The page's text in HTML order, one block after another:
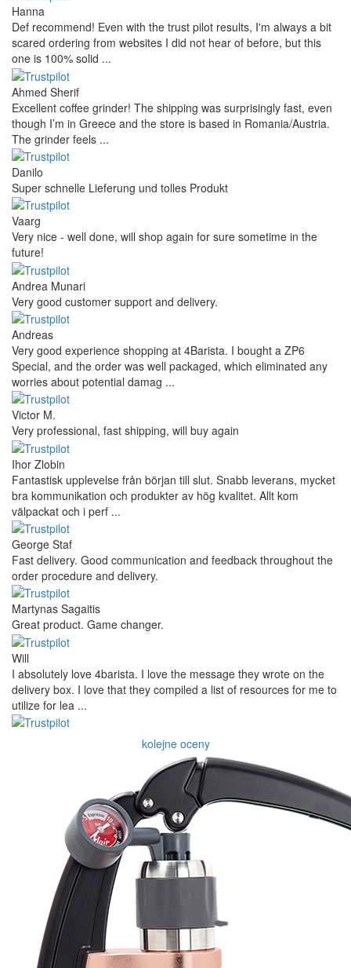
Hanna
Def recommend! Even with the trust pilot results, I'm always a bit
scared ordering from websites I did not hear of before, but this
one is 100% solid ...
Ahmed Sherif
Excellent coffee grinder! The shipping was surprisingly fast, even
though I’m in Greece and the store is based in Romania/Austria.
The grinder feels ...
Danilo
Super schnelle Lieferung und tolles Produkt
Vaarg
Very nice - well done, will shop again for sure sometime in the
future!
Andrea Munari
Very good customer support and delivery.
Andreas
Very good experience shopping at 4Barista. I bought a ZP6
Special, and the order was well packaged, which eliminated any
worries about potential damag ...
Victor M.
Very professional, fast shipping, will buy again
Ihor Zlobin
Fantastisk upplevelse från början till slut. Snabb leverans, mycket
bra kommunikation och produkter av hög kvalitet. Allt kom
välpackat och i perf ...
George Staf
Fast delivery. Good communication and feedback throughout the
order procedure and delivery.
Martynas Sagaitis
Great product. Game changer.
Will
I absolutely love 4barista. I love the message they wrote on the
delivery box. I love that they compiled a list of resources for me to
utilize for lea ...
kolejne oceny